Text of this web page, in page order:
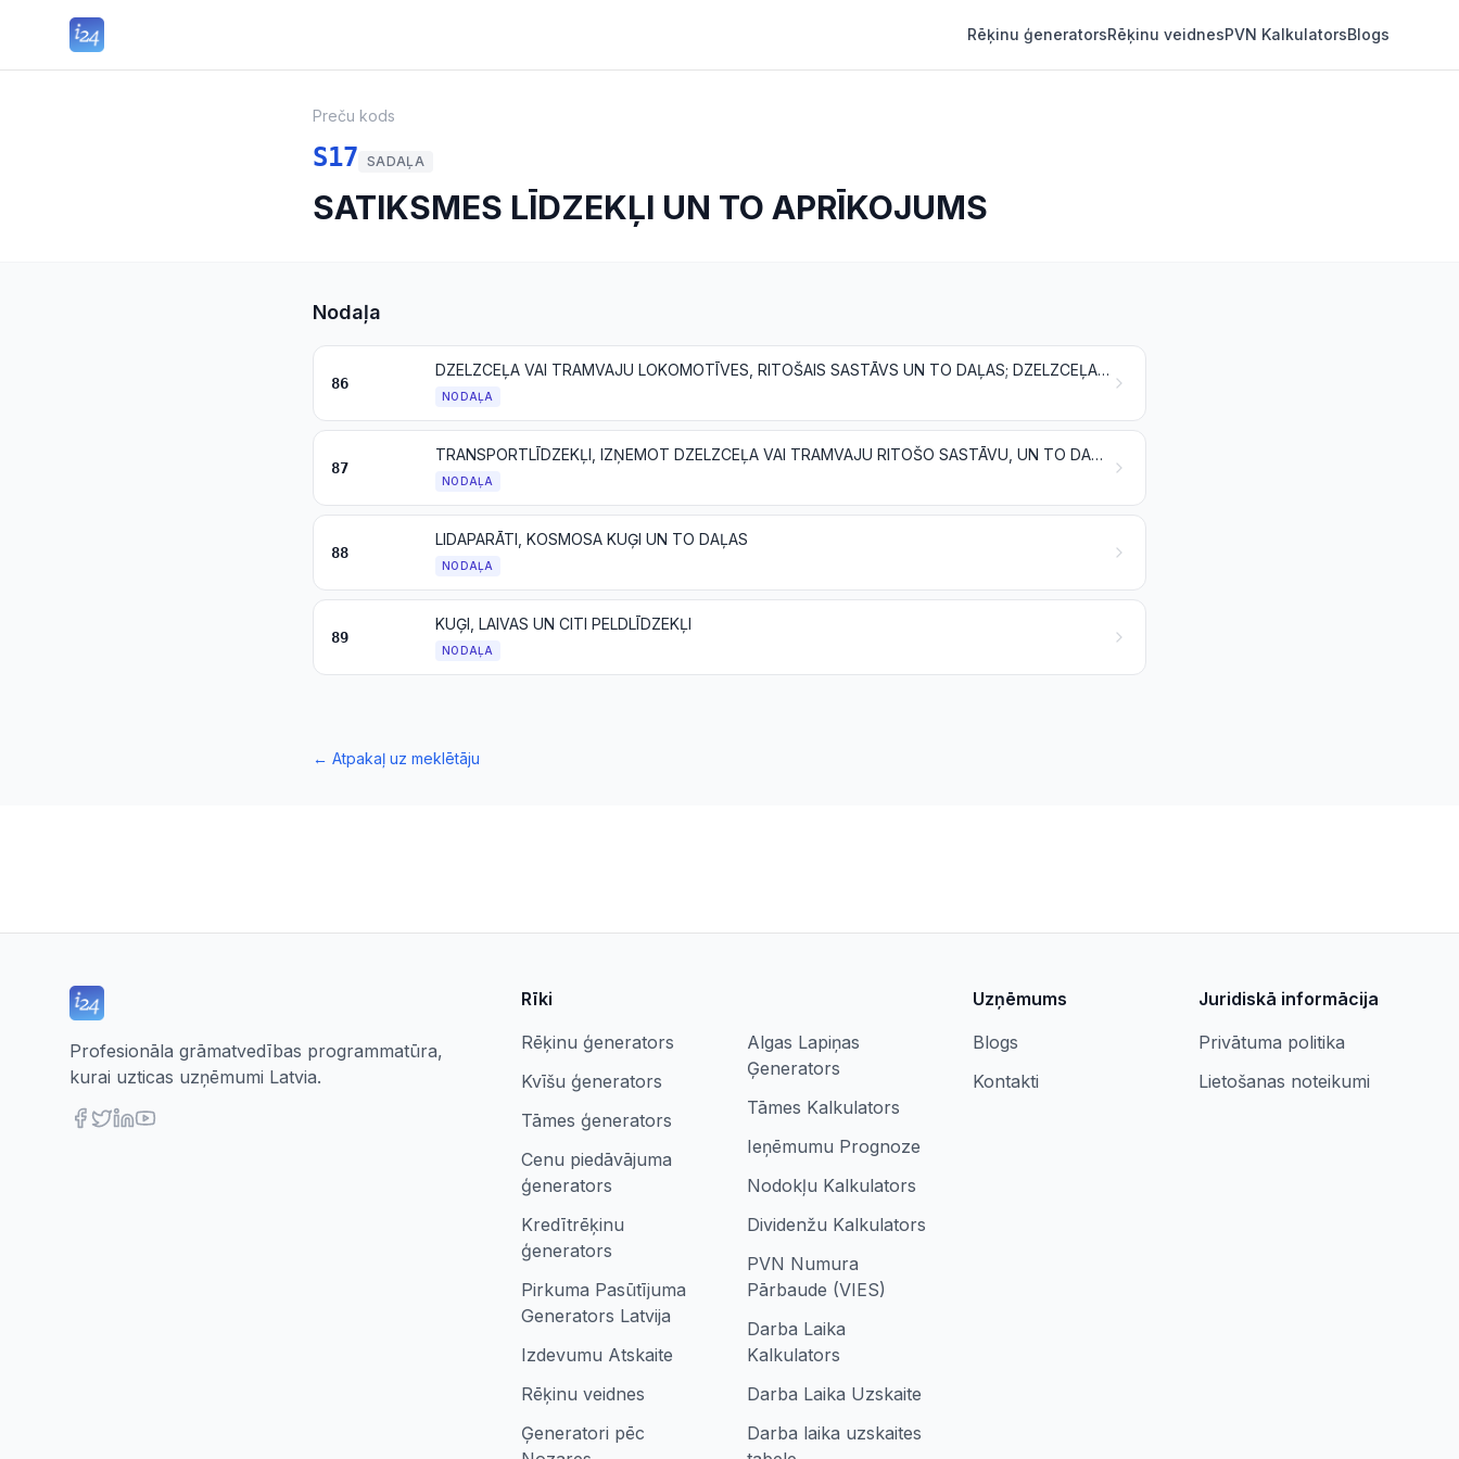
Rēķinu ģeneratorsRēķinu veidnesPVN KalkulatorsBlogs
Preču kods
S17 SADAĻA
SATIKSMES LĪDZEKĻI UN TO APRĪKOJUMS
Nodaļa
86
DZELZCEĻA VAI TRAMVAJU LOKOMOTĪVES, RITOŠAIS SASTĀVS UN TO DAĻAS; DZELZCEĻA VAI TRAMVAJU CEĻA APRĪKOJUMS UN TĀ DAĻAS; VISU VEIDU MEHĀNISKĀS (IESKAITOT ELEKTROMEHĀNISKĀS) SATIKSMES SIGNALIZĀCIJAS IEKĀRTAS
NODAĻA
87
TRANSPORTLĪDZEKĻI, IZŅEMOT DZELZCEĻA VAI TRAMVAJU RITOŠO SASTĀVU, UN TO DAĻAS UN PIEDERUMI
NODAĻA
88
LIDAPARĀTI, KOSMOSA KUĢI UN TO DAĻAS
NODAĻA
89
KUĢI, LAIVAS UN CITI PELDLĪDZEKĻI
NODAĻA
← Atpakaļ uz meklētāju
Profesionāla grāmatvedības programmatūra,
kurai uzticas uzņēmumi Latvia.
Rīki
Rēķinu ģenerators
Kvīšu ģenerators
Tāmes ģenerators
Cenu piedāvājuma
ģenerators
Kredītrēķinu
ģenerators
Pirkuma Pasūtījuma
Generators Latvija
Izdevumu Atskaite
Rēķinu veidnes
Ģeneratori pēc
Algas Lapiņas
Ģenerators
Tāmes Kalkulators
Ieņēmumu Prognoze
Nodokļu Kalkulators
Dividenžu Kalkulators
PVN Numura
Pārbaude (VIES)
Darba Laika
Kalkulators
Darba Laika Uzskaite
Darba laika uzskaites
Uzņēmums
Blogs
Kontakti
Juridiskā informācija
Privātuma politika
Lietošanas noteikumi